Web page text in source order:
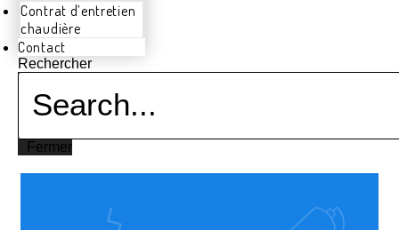
Contrat d’entretien
chaudière
Contact
Rechercher
Fermer